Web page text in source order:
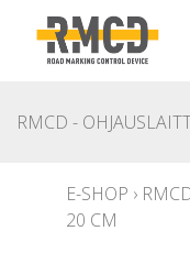
RMCD -
E-SHOP ›
20 CM